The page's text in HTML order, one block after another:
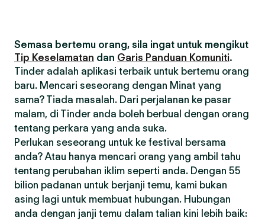
Semasa bertemu orang, sila ingat untuk mengikut
Tip Keselamatan dan Garis Panduan Komuniti.
Tinder adalah aplikasi terbaik untuk bertemu orang
baru. Mencari seseorang dengan Minat yang
sama? Tiada masalah. Dari perjalanan ke pasar
malam, di Tinder anda boleh berbual dengan orang
tentang perkara yang anda suka.
Perlukan seseorang untuk ke festival bersama
anda? Atau hanya mencari orang yang ambil tahu
tentang perubahan iklim seperti anda. Dengan 55
bilion padanan untuk berjanji temu, kami bukan
asing lagi untuk membuat hubungan. Hubungan
anda dengan janji temu dalam talian kini lebih baik: